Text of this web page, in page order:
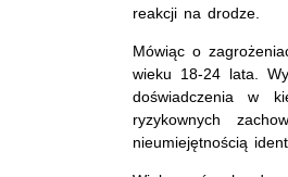
reakcji na drodze.
Mówiąc o
wieku 18-24 lata.
doświadczenia w
ryzykownych
nieumiejętnością